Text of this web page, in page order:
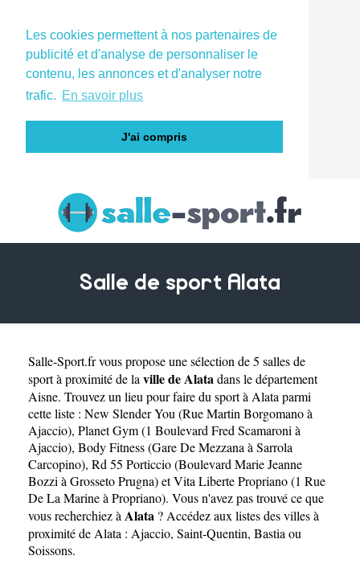
Les cookies permettent à nos partenaires de
publicité et d'analyse de personnaliser le
contenu, les annonces et d'analyser notre
trafic. En savoir plus
J'ai compris
Salle de sport Alata
Salle-Sport.frvous propose une sélection de 5 salles de
sport à proximité de la ville de Alatadans le département
Aisne. Trouvez un lieu pour faire du sport à Alata parmi
cette liste : New Slender You (Rue Martin Borgomano à
Ajaccio), Planet Gym (1 Boulevard Fred Scamaroni à
Ajaccio), Body Fitness (Gare De Mezzana à Sarrola
Carcopino), Rd 55 Porticcio (Boulevard Marie Jeanne
Bozzi à Grosseto Prugna)etVita Liberte Propriano (1 Rue
De La Marine à Propriano). Vous n'avez pas trouvé ce que
vous recherchiez à Alata ? Accédez aux listes des villes à
proximité de Alata : Ajaccio, Saint-Quentin, Bastia ou
Soissons.